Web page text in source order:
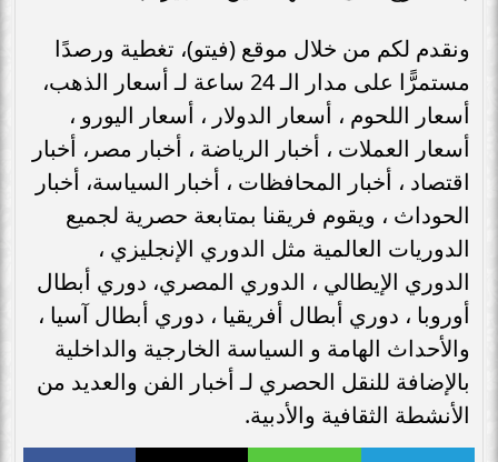
ونقدم لكم من خلال موقع (فيتو)، تغطية ورصدًا
مستمرًّا على مدار الـ 24 ساعة لـ أسعار الذهب،
أسعار اللحوم ، أسعار الدولار ، أسعار اليورو ،
أسعار العملات ، أخبار الرياضة ، أخبار مصر، أخبار
اقتصاد ، أخبار المحافظات ، أخبار السياسة، أخبار
الحوداث ، ويقوم فريقنا بمتابعة حصرية لجميع
الدوريات العالمية مثل الدوري الإنجليزي ،
الدوري الإيطالي ، الدوري المصري، دوري أبطال
أوروبا ، دوري أبطال أفريقيا ، دوري أبطال آسيا ،
والأحداث الهامة و السياسة الخارجية والداخلية
بالإضافة للنقل الحصري لـ أخبار الفن والعديد من
الأنشطة الثقافية والأدبية.